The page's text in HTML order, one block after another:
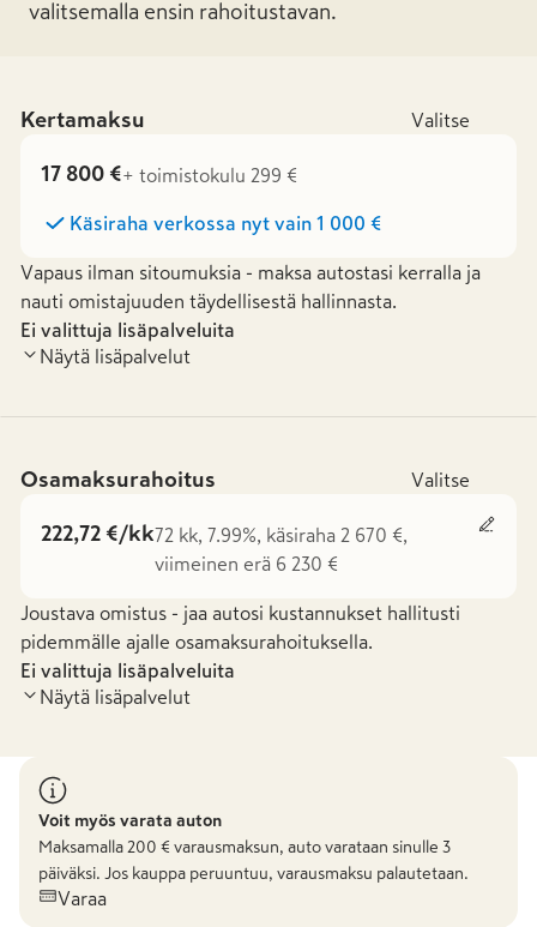
valitsemalla ensin rahoitustavan.
Kertamaksu Valitse
17 800 €+ toimistokulu 299 €
Käsiraha verkossa nyt vain 1 000 €
Vapaus ilman sitoumuksia - maksa autostasi kerralla ja
nauti omistajuuden täydellisestä hallinnasta.
Ei valittuja lisäpalveluita
Näytä lisäpalvelut
Osamaksurahoitus Valitse
222,72 €/kk72 kk, 7.99%, käsiraha 2 670 €,
viimeinen erä 6 230 €
Joustava omistus - jaa autosi kustannukset hallitusti
pidemmälle ajalle osamaksurahoituksella.
Ei valittuja lisäpalveluita
Näytä lisäpalvelut
Voit myös varata auton
Maksamalla 200 € varausmaksun, auto varataan sinulle 3
päiväksi. Jos kauppa peruuntuu, varausmaksu palautetaan.
Varaa